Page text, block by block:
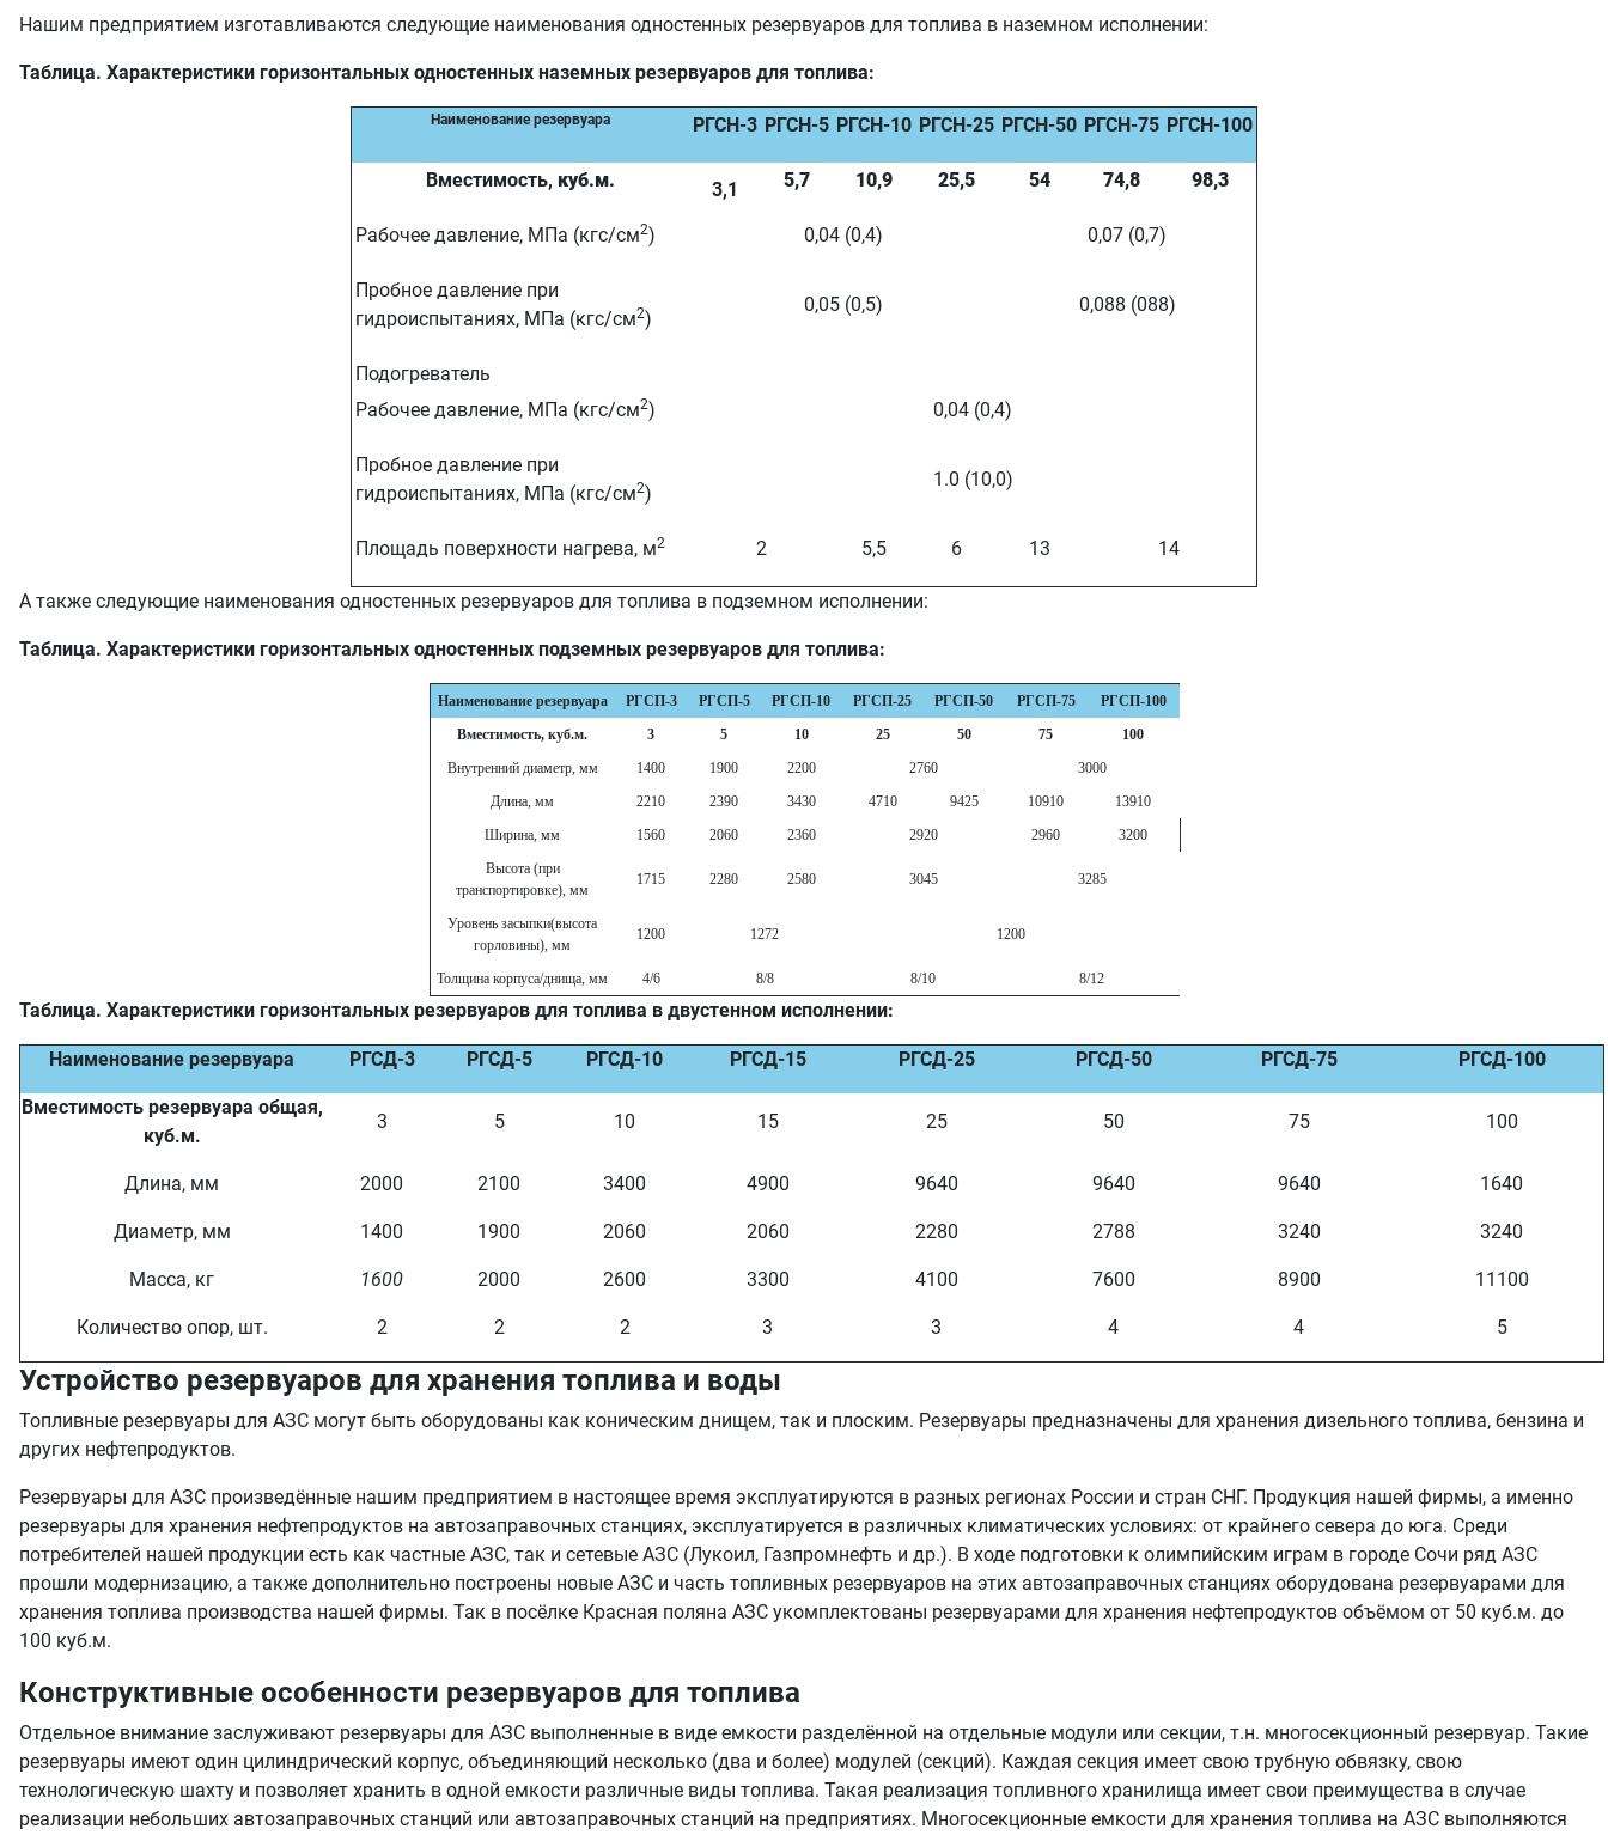
Нашим предприятием изготавливаются следующие наименования одностенных резервуаров для топлива в наземном исполнении:
Таблица. Характеристики горизонтальных одностенных наземных резервуаров для топлива:
Наименование резервуара РГСН-3 РГСН-5 РГСН-10 РГСН-25 РГСН-50 РГСН-75 РГСН-100
Вместимость, куб.м. 3,1 5,7 10,9 25,5 54 74,8 98,3
Рабочее давление, МПа (кгс/см2) 0,04 (0,4) 0,07 (0,7)
Пробное давление при
гидроиспытаниях, МПа (кгс/см2)
0,05 (0,5) 0,088 (088)
Подогреватель
Рабочее давление, МПа (кгс/см2) 0,04 (0,4)
Пробное давление при
гидроиспытаниях, МПа (кгс/см2)
1.0 (10,0)
Площадь поверхности нагрева, м2 2 5,5 6 13 14
А также следующие наименования одностенных резервуаров для топлива в подземном исполнении:
Таблица. Характеристики горизонтальных одностенных подземных резервуаров для топлива:
Наименование резервуара РГСП-3 РГСП-5 РГСП-10 РГСП-25 РГСП-50 РГСП-75
РГСП-100
Вместимость, куб.м.
3 5 10 25 50 75
100
Внутренний диаметр, мм
1400 1900 2200 2760
3000
Длина, мм
2210 2390 3430 4710 9425 10910
13910
Ширина, мм
1560 2060 2360 2920 2960
3200
Высота (при
транспортировке), мм
1715 2280 2580 3045 3285
Уровень засыпки(высота
горловины), мм
1200 1272 1200
Толщина корпуса/днища, мм 4/6 8/8 8/10 8/12
Таблица. Характеристики горизонтальных резервуаров для топлива в двустенном исполнении:
Наименование резервуара РГСД-3 РГСД-5 РГСД-10 РГСД-15 РГСД-25 РГСД-50 РГСД-75 РГСД-100
Вместимость резервуара общая,
куб.м.
3 5 10 15 25 50 75 100
Длина, мм 2000 2100 3400 4900 9640 9640 9640 1640
Диаметр, мм 1400 1900 2060 2060 2280 2788 3240 3240
Масса, кг 1600 2000 2600 3300 4100 7600 8900 11100
Количество опор, шт. 2 2 2 3 3 4 4 5
Устройство резервуаров для хранения топлива и воды
Топливные резервуары для АЗС могут быть оборудованы как коническим днищем, так и плоским. Резервуары предназначены для хранения дизельного топлива, бензина и
других нефтепродуктов.
Резервуары для АЗС произведённые нашим предприятием в настоящее время эксплуатируются в разных регионах России и стран СНГ. Продукция нашей фирмы, а именно
резервуары для хранения нефтепродуктов на автозаправочных станциях, эксплуатируется в различных климатических условиях: от крайнего севера до юга. Среди
потребителей нашей продукции есть как частные АЗС, так и сетевые АЗС (Лукоил, Газпромнефть и др.). В ходе подготовки к олимпийским играм в городе Сочи ряд АЗС
прошли модернизацию, а также дополнительно построены новые АЗС и часть топливных резервуаров на этих автозаправочных станциях оборудована резервуарами для
хранения топлива производства нашей фирмы. Так в посёлке Красная поляна АЗС укомплектованы резервуарами для хранения нефтепродуктов объёмом от 50 куб.м. до
100 куб.м.
Конструктивные особенности резервуаров для топлива
Отдельное внимание заслуживают резервуары для АЗС выполненные в виде емкости разделённой на отдельные модули или секции, т.н. многосекционный резервуар. Такие
резервуары имеют один цилиндрический корпус, объединяющий несколько (два и более) модулей (секций). Каждая секция имеет свою трубную обвязку, свою
технологическую шахту и позволяет хранить в одной емкости различные виды топлива. Такая реализация топливного хранилища имеет свои преимущества в случае
реализации небольших автозаправочных станций или автозаправочных станций на предприятиях. Многосекционные емкости для хранения топлива на АЗС выполняются